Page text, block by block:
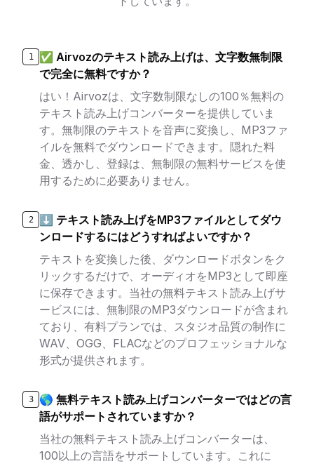
1
✅ Airvozのテキスト読み上げは、文字数無制限
で完全に無料ですか？
はい！Airvozは、文字数制限なしの100％無料の
テキスト読み上げコンバーターを提供していま
す。無制限のテキストを音声に変換し、MP3ファ
イルを無料でダウンロードできます。隠れた料
金、透かし、登録は、無制限の無料サービスを使
用するために必要ありません。
2
⬇️ テキスト読み上げをMP3ファイルとしてダウ
ンロードするにはどうすればよいですか？
テキストを変換した後、ダウンロードボタンをク
リックするだけで、オーディオをMP3として即座
に保存できます。当社の無料テキスト読み上げサ
ービスには、無制限のMP3ダウンロードが含まれ
ており、有料プランでは、スタジオ品質の制作に
WAV、OGG、FLACなどのプロフェッショナルな
形式が提供されます。
3
🌎 無料テキスト読み上げコンバーターではどの言
語がサポートされていますか？
当社の無料テキスト読み上げコンバーターは、
100以上の言語をサポートしています。これに